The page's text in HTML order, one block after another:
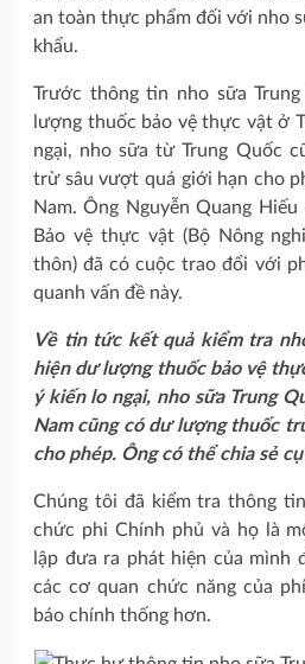
an toàn thực phẩm đối với nho
khẩu.
Trước thông tin nho sữa
lượng thuốc bảo vệ thực vật ở
ngại, nho sữa từ Trung Quốc
trừ sâu vượt quá giới hạn cho
Nam. Ông Nguyễn Quang
Bảo vệ thực vật (Bộ Nông
thôn) đã có cuộc trao đổi với
quanh vấn đề này.
Về tin tức kết quả kiểm tra
hiện dư lượng thuốc bảo vệ
ý kiến lo ngại, nho sữa Trung
Nam cũng có dư lượng thuốc
cho phép. Ông có thể chia sẻ
Chúng tôi đã kiểm tra thông
chức phi Chính phủ và họ là
lập đưa ra phát hiện của mình
các cơ quan chức năng của
báo chính thống hơn.